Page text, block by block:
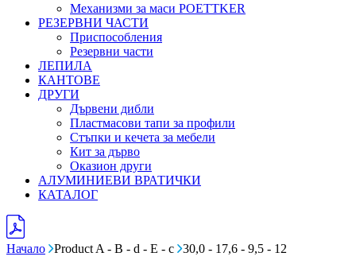
Механизми за маси POETTKER
РЕЗЕРВНИ ЧАСТИ
Приспособления
Резервни части
ЛЕПИЛА
КАНТОВЕ
ДРУГИ
Дървени дибли
Пластмасови тапи за профили
Стъпки и кечета за мебели
Кит за дърво
Оказион други
АЛУМИНИЕВИ ВРАТИЧКИ
КАТАЛОГ
Начало Product A - B - d - E - c 30,0 - 17,6 - 9,5 - 12